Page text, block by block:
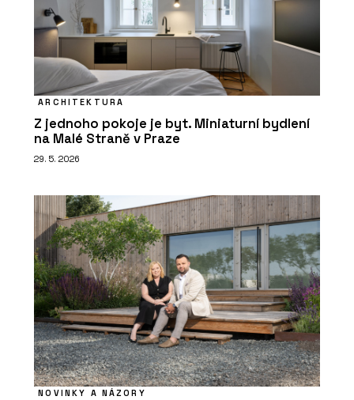
ARCHITEKTURA
Z jednoho pokoje je byt. Miniaturní bydlení
na Malé Straně v Praze
29. 5. 2026
NOVINKY A NÁZORY